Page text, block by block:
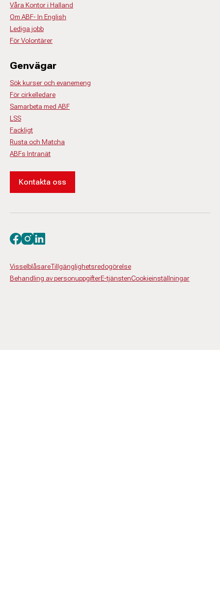
Våra Kontor i Halland
Om ABF- In English
Lediga jobb
För Volontärer
Genvägar
Sök kurser och evanemeng
För cirkelledare
Samarbeta med ABF
LSS
Fackligt
Rusta och Matcha
ABFs Intranät
Kontakta oss
VisselblåsareTillgänglighetsredogörelse
Behandling av personuppgifterE-tjänstenCookieinställningar
Besök oss på facebook
Besök oss på instagram
Besök oss på linkedin